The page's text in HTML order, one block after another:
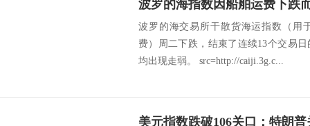
波罗的海交易所干散货海运指数（用
费）周二下跌，结束了连续13个交易
均出现走弱。 src=http://caiji.3g.c...